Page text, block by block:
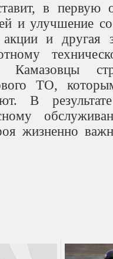
в первую
и улучшение
и другая
Камазовцы
ТО,
В
жизненно